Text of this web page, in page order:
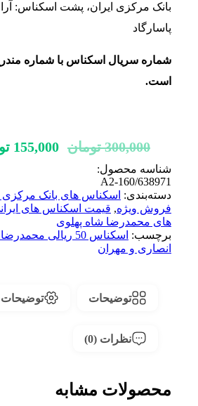
بانک مرکزی ایران، پشت اسکناس:
پاسارگاد
شماره سریال اسکناس با شماره
است.
300,000 تومان قیمت
بود.
155,000
شناسه محصول:
A2-160/638971
دسته‌بندی: اسکناس های بانک
فروش ویژه, قیمت اسکناس های
های محمدرضا شاه پهلوی
برچسب: اسکناس 50 ریالی محمدرضا شاه
انصاری و مهران
توضیحات توضیحات
نظرات (0)
محصولات مشابه